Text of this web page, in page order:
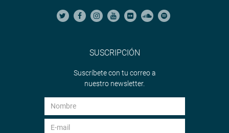
SUSCRIPCIÓN
Suscríbete con tu correo a
nuestro newsletter.